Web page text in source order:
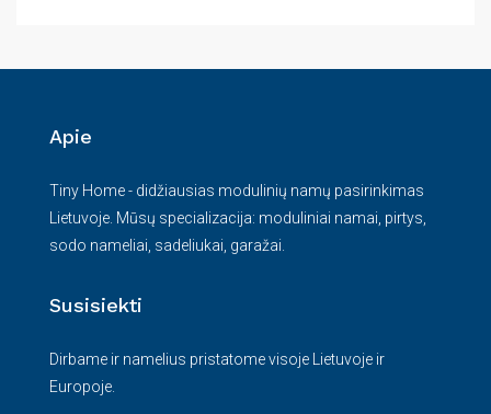
Apie
Tiny Home - didžiausias modulinių namų pasirinkimas
Lietuvoje. Mūsų specializacija: moduliniai namai, pirtys,
sodo nameliai, sadeliukai, garažai.
Susisiekti
Dirbame ir namelius pristatome visoje Lietuvoje ir
Europoje.